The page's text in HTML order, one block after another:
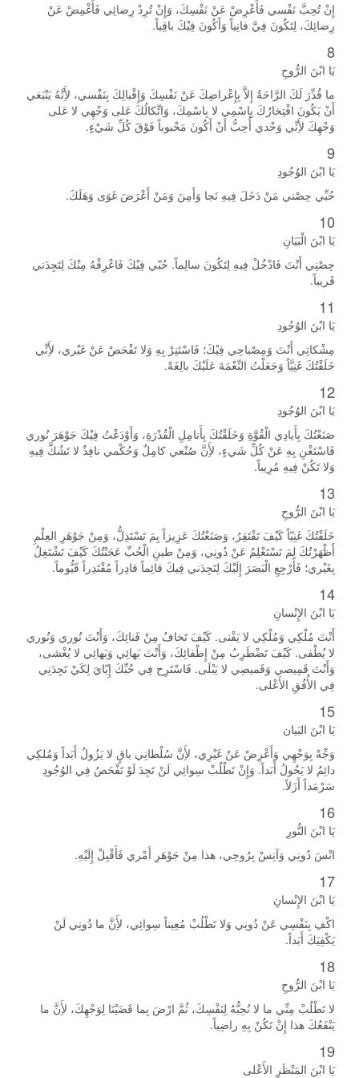
إِنْ تُحِبَّ نَفْسي فَأَعْرِضْ عَنْ نَفْسِكَ، وَإِنْ تُرِدْ رِضائِي فَأَغْمِضْ عَنْ
رِضائِكَ، لِتَكُونَ فِيَّ فانِياً وَأَكُونَ فِيْكَ باقِياً.
8
يَا ابْنَ الرُّوحِ
ما قُدِّرَ لَكَ الرَّاحَةُ إِلاَّ بِإِعْراضِكَ عَنْ نَفْسِكَ وَإِقْبالِكَ بِنَفْسي، لأَِنَّهُ يَنْبَغي
أَنْ يَكُونَ افْتِخارُكَ بِاسْمِي لا بِاسْمِكَ، وَاتِّكالُكَ عَلى وَجْهِي لا عَلى
وَجْهِكَ لأَِنِّي وَحْدي أُحِبُّ أَنْ أَكُونَ مَحْبوباً فَوْقَ كُلِّ شَيْءٍ.
9
يَا ابْنَ الوُجُودِ
حُبِّي حِصْني مَنْ دَخَلَ فِيهِ نَجا وَأَمِنَ وَمَنْ أَعْرَضَ غَوَى وَهَلَكَ.
10
يَا ابْنَ الْبَيَانِ
حِصْنِي أَنْتَ فَادْخُلْ فِيهِ لِتَكُونَ سالِماً. حُبّي فِيْكَ فَاعْرِفْهُ مِنْكَ لِتَجِدَني
قَريباً.
11
يَا ابْنَ الوُجُودِ
مِشْكاتِي أَنْتَ وَمِصْباحِي فِيْكَ؛ فَاسْتَنِرْ بِهِ وَلا تَفْحَصْ عَنْ غَيْري، لأَِنِّي
خَلَقْتُكَ غَنِيَّاً وَجَعَلْتُ النِّعْمَةَ عَلَيْكَ بالِغَةً.
12
يَا ابْنَ الوُجُودِ
صَنَعْتُكَ بِأَيادِي الْقُوَّةِ وَخَلَقْتُكَ بِأَنامِلِ الْقُدْرَةِ، وَأَوْدَعْتُ فِيْكَ جَوْهَرَ نُوري
فَاسْتَغْنِ بِهِ عَنْ كُلِّ شَيءٍ، لأَِنَّ صُنْعي كامِلٌ وَحُكْمي نافِذٌ لا تَشُكَّ فِيهِ
وَلا تَكُنْ فِيهِ مُرِيباً.
13
يَا ابْنَ الرُّوحِ
خَلَقْتُكَ غَنِيّاً كَيْفَ تَفْتَقِرُ، وَصَنَعْتُكَ عَزِيزاً بِمَ تَسْتَذِلُّ، وَمِنْ جَوْهَرِ العِلْمِ
أَظْهَرْتُكَ لِمَ تَسْتَعْلِمُ عَنْ دُونِي، وَمِنْ طينِ الْحُبِّ عَجَنْتُكَ كَيْفَ تَشْتَغِلُ
بِغَيْري؛ فَأَرْجِعِ الْبَصَرَ إِلَيْكَ لِتَجِدَني فِيكَ قائِماً قادِراً مُقْتَدِراً قَيُّوماً.
14
يَا ابْنَ الإِنْسانِ
أَنْتَ مُلْكِي وَمُلْكِي لا يَفْنى. كَيْفَ تَخافُ مِنْ فَنائِكَ، وَأَنْتَ نُوري وَنُوري
لا يُطْفى. كَيْفَ تَضْطَرِبُ مِنْ إِطْفائِكَ، وَأَنْتَ بَهائِي وَبَهائِي لا يُغْشى،
وَأَنْتَ قَمِيصي وَقَميصِي لا يَبْلَى. فَاسْتَرِح فِي حُبِّكَ إِيّايَ لِكَيْ تَجِدَنِي
فِي الأُفُقِ الأَعْلى.
15
يَا ابْنَ البَيان
وَجِّهْ بِوَجْهِي وَأَعْرِضْ عَنْ غَيْرِي، لأَِنَّ سُلْطانِي باقٍ لا يَزُولُ أَبَداً وَمُلكِي
دائِمٌ لا يَحُولُ أَبَداً. وَإِنْ تَطْلُبْ سِوائِي لَنْ تَجِدَ لَوْ تَفْحَصُ فِي الوُجُودِ
سَرْمَداً أَزَلاً.
16
يَا ابْنَ النُّورِ
انْسَ دُونِي وَآنِسْ بِرُوحِي، هذا مِنْ جَوْهَرِ أَمْري فَأَقْبِلْ إِلَيْهِ.
17
يَا ابْنَ الإِنْسانِ
اكْفِ بِنَفْسِي عَنْ دُونِي وَلا تَطْلُبْ مُعِيناً سِوائِي، لأَِنَّ ما دُونِي لَنْ
يَكْفِيَكَ أَبَداً.
18
يَا ابْنَ الرُّوحِ
لا تَطْلُبْ مِنِّي ما لا نُحِبُّهُ لِنَفْسِكَ، ثُمَّ ارْضَ بِما قَضَيْنَا لِوَجْهِكَ، لأَِنَّ ما
يَنْفَعُكَ هذا إِنْ تَكُنْ بِهِ راضِياً.
19
يَا ابْنَ المَنْظَرِ الأَعْلى